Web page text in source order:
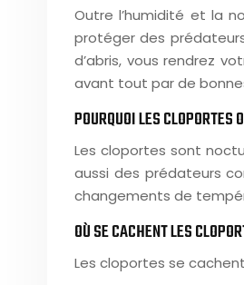
Outre l’humidité et la
protéger des
d’abris, vous rendrez
avant tout par de
POURQUOI LES
Les cloportes sont
aussi des prédateurs
changements de
OÙ SE CACHENT LES
Les cloportes se